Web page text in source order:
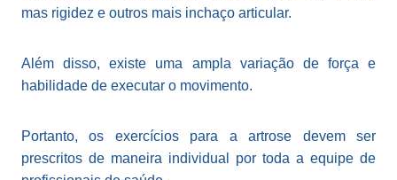
mas rigidez e outros mais inchaço articular.
Além disso, existe uma ampla variação de força e
habilidade de executar o movimento.
Portanto, os exercícios para a artrose devem ser
prescritos de maneira individual por toda a equipe de